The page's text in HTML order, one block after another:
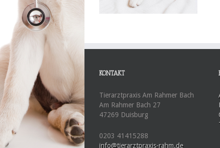
KONTAKT
Tierarztpraxis Am Rahmer Bach
Am Rahmer Bach 27
47269 Duisburg
0203 41415288
info@tierarztpraxis-rahm.de